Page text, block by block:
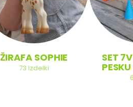
ŽIRAFA SOPHIE
73 Izdelki
SET